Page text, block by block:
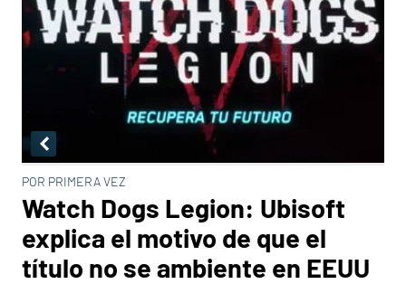
POR PRIMERA VEZ
Watch Dogs Legion: Ubisoft
explica el motivo de que el
título no se ambiente en EEUU